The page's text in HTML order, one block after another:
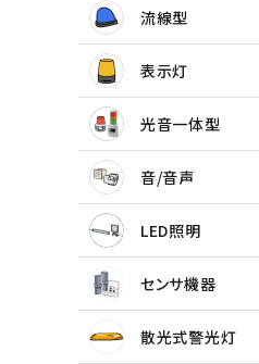
音/音声
LED照明
センサ機器
散光式警光灯
オプション
補修パーツ
流線型
表示灯
光音一体型
音/音声
LED照明
センサ機器
散光式警光灯